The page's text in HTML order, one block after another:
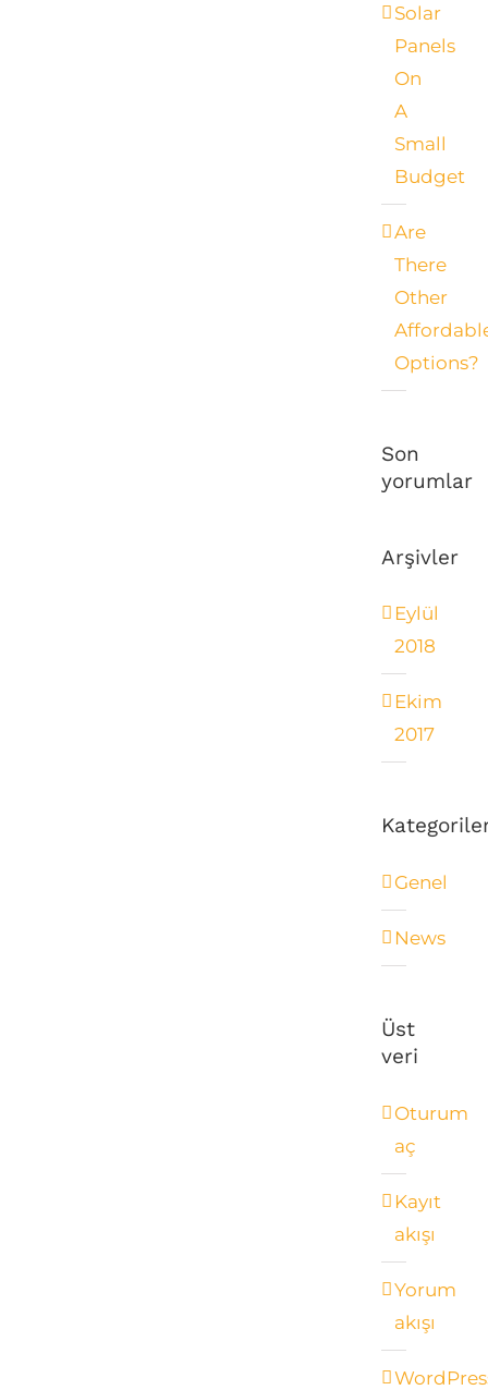
Solar
Panels
On
A
Small
Budget
Are
There
Other
Options?
Son
yorumlar
Arşivler
Eylül
2018
Ekim
2017
Genel
News
Üst
veri
Oturum
aç
Kayıt
akışı
Yorum
akışı